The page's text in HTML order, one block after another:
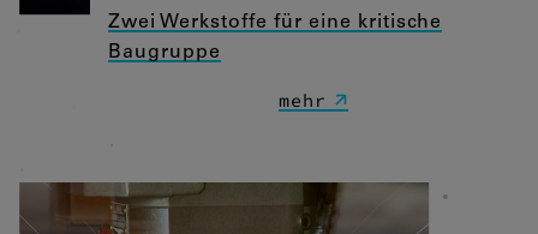
Zwei Werkstoffe für eine kritische
Baugruppe
mehr